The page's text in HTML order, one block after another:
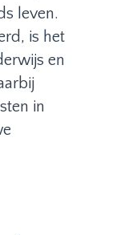
leven.
is het
en
in